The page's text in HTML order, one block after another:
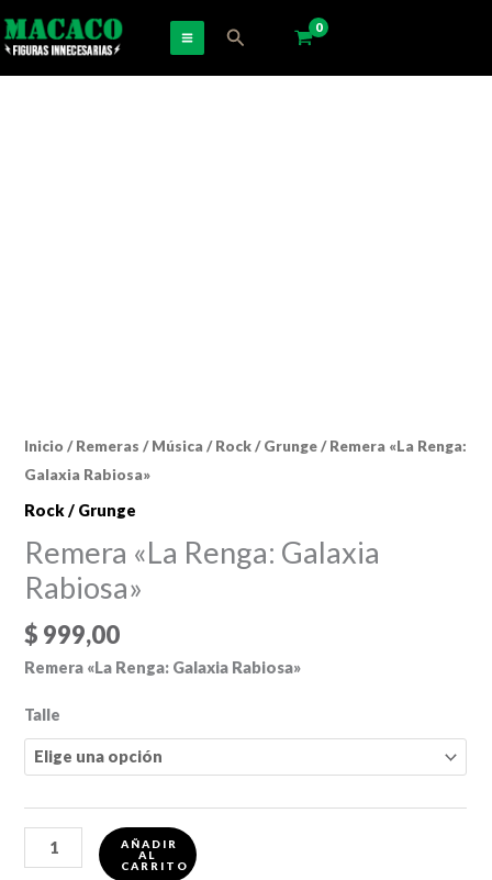
al
Buscar
Inicio /Remeras /Música /Rock / Grunge/ Remera «La Renga:
Galaxia Rabiosa»
Rock / Grunge
Remera «La Renga: Galaxia
Rabiosa»
$ 999,00
Remera «La Renga: Galaxia Rabiosa»
Talle
Remera
"La
AÑADIR
AL
CARRITO